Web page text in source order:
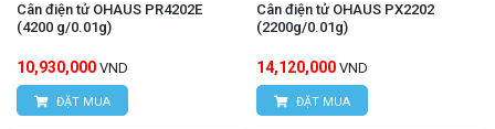
Cân điện tử OHAUS PR4202E
(4200 g/0.01g)
10,930,000 VND
ĐẶT MUA
Cân điện tử OHAUS PX2202
(2200g/0.01g)
14,120,000 VND
ĐẶT MUA